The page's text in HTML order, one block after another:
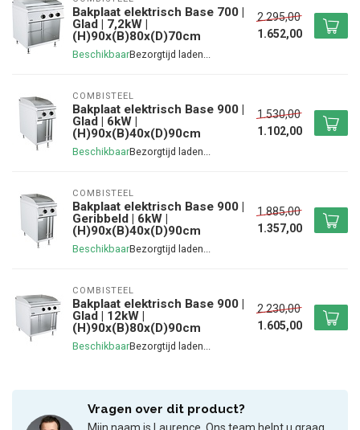
Bakplaat elektrisch Base 700 |
Glad | 7,2kW |
(H)90x(B)80x(D)70cm
Beschikbaar
2.295,00
1.652,00
COMBISTEEL
Bakplaat elektrisch Base 900 |
Glad | 6kW |
(H)90x(B)40x(D)90cm
Beschikbaar
1.530,00
1.102,00
COMBISTEEL
Bakplaat elektrisch Base 900 |
Geribbeld | 6kW |
(H)90x(B)40x(D)90cm
Beschikbaar
1.885,00
1.357,00
COMBISTEEL
Bakplaat elektrisch Base 900 |
Glad | 12kW |
(H)90x(B)80x(D)90cm
Beschikbaar
2.230,00
1.605,00
Vragen over dit product?